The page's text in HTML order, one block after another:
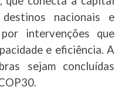
nacionais e
intervenções que
e eficiência. A
sejam concluídas